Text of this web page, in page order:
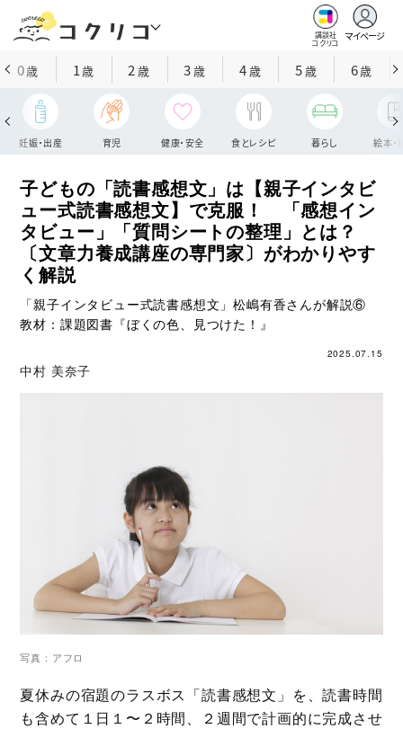
講談社
コクリコ
マイページ
0歳 1歳 2 歳 3歳 4歳 5歳 6歳
妊娠・出産 育児 健康・安全 食とレシピ 暮らし 絵本・
子どもの「読書感想文」は【親子インタビ
ュー式読書感想文】で克服！ 「感想イン
タビュー」「質問シートの整理」とは？
〔文章力養成講座の専門家〕がわかりやす
く解説
「親子インタビュー式読書感想文」松嶋有香さんが解説⑥
教材：課題図書『ぼくの色、見つけた！』
2025.07.15
中村 美奈子
写真：アフロ
夏休みの宿題のラスボス「読書感想文」を、読書時間
も含めて１日１〜２時間、２週間で計画的に完成させ